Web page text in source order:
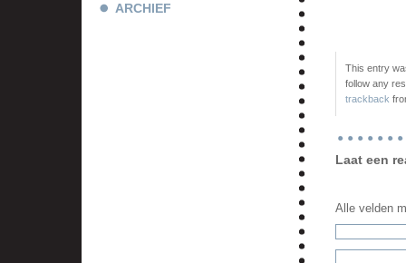
ARCHIEF
This entry
follow any
trackback
Laat een
Alle velden